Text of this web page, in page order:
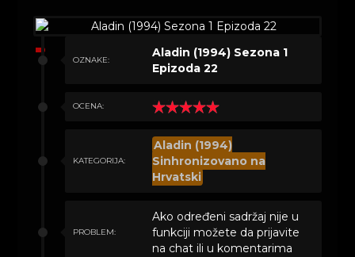
OZNAKE:
Aladin (1994) Sezona 1
Epizoda 22
OCENA:
KATEGORIJA:
Aladin (1994)
Sinhronizovano na
Hrvatski
PROBLEM:
Ako određeni sadržaj nije u
funkciji možete da prijavite
na chat ili u komentarima